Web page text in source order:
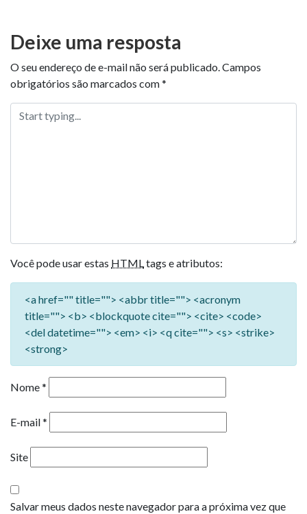
Deixe uma resposta
O seu endereço de e-mail não será publicado.Campos
obrigatórios são marcados com*
Você pode usar estas HTMLtags e atributos:
<a href="" title=""> <abbr title=""> <acronym
title=""> <b> <blockquote cite=""> <cite> <code>
<del datetime=""> <em> <i> <q cite=""> <s> <strike>
<strong>
Nome*
E-mail*
Site
Salvar meus dados neste navegador para a próxima vez que